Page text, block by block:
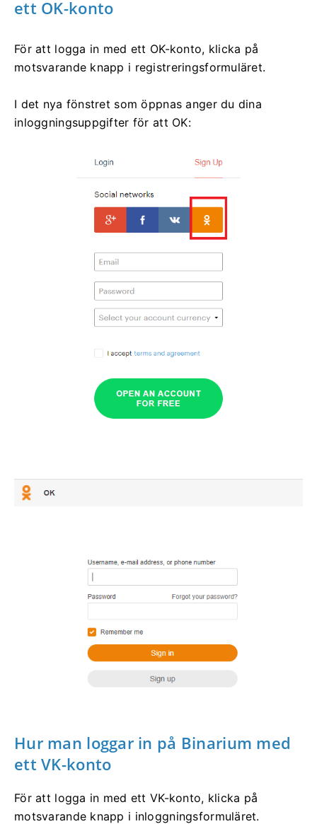
ett OK-konto
För att logga in med ett OK-konto, klicka på
motsvarande knapp i registreringsformuläret.
I det nya fönstret som öppnas anger du dina
inloggningsuppgifter för att OK:
Hur man loggar in på Binarium med
ett VK-konto
För att logga in med ett VK-konto, klicka på
motsvarande knapp i inloggningsformuläret.